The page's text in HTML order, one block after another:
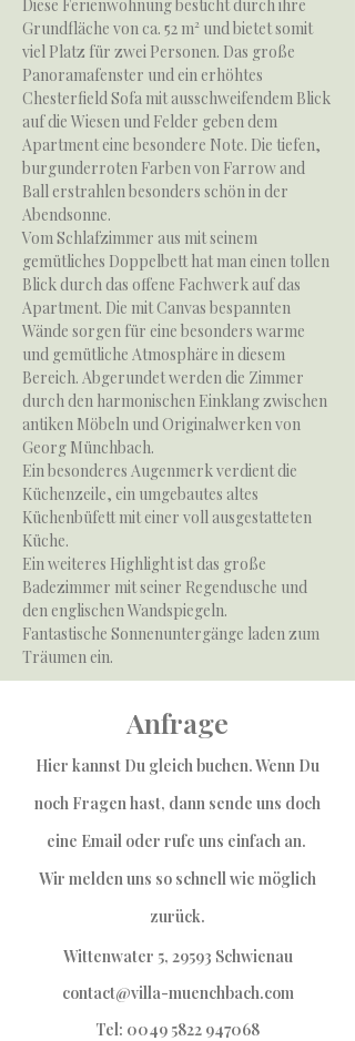
Diese Ferienwohnung besticht durch ihre
Grundfläche von ca. 52 m² und bietet somit
viel Platz für zwei Personen. Das große
Panoramafenster und ein erhöhtes
Chesterfield Sofa mit ausschweifendem Blick
auf die Wiesen und Felder geben dem
Apartment eine besondere Note. Die tiefen,
burgunderroten Farben von Farrow and
Ball erstrahlen besonders schön in der
Abendsonne.
Vom Schlafzimmer aus mit seinem
gemütliches Doppelbett hat man einen tollen
Blick durch das offene Fachwerk auf das
Apartment. Die mit Canvas bespannten
Wände sorgen für eine besonders warme
und gemütliche Atmosphäre in diesem
Bereich. Abgerundet werden die Zimmer
durch den harmonischen Einklang zwischen
antiken Möbeln und Originalwerken von
Georg Münchbach.
Ein besonderes Augenmerk verdient die
Küchenzeile, ein umgebautes altes
Küchenbüfett mit einer voll ausgestatteten
Küche.
Ein weiteres Highlight ist das große
Badezimmer mit seiner Regendusche und
den englischen Wandspiegeln.
Fantastische Sonnenuntergänge laden zum
Träumen ein.
Anfrage
Hier kannst Du gleich buchen. Wenn Du
noch Fragen hast, dann sende uns doch
eine Email oder rufe uns einfach an.
Wir melden uns so schnell wie möglich
zurück.
Wittenwater 5, 29593 Schwienau
contact@villa-muenchbach.com
Tel: 0049 5822 947068